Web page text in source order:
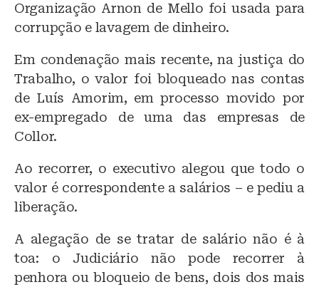
Organização Arnon de Mello foi usada para
corrupção e lavagem de dinheiro.
Em condenação mais recente, na justiça do
Trabalho, o valor foi bloqueado nas contas
de Luís Amorim, em processo movido por
ex-empregado de uma das empresas de
Collor.
Ao recorrer, o executivo alegou que todo o
valor é correspondente a salários – e pediu a
liberação.
A alegação de se tratar de salário não é à
toa: o Judiciário não pode recorrer à
penhora ou bloqueio de bens, dois dos mais